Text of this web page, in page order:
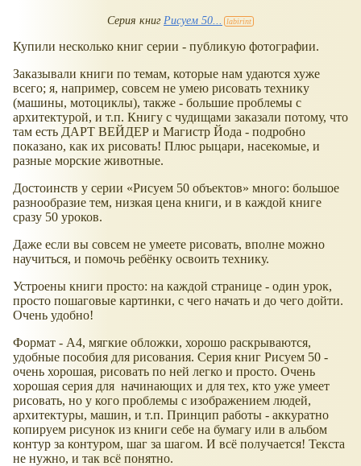
Серия книг Рисуем 50...
Купили несколько книг серии - публикую фотографии.
Заказывали книги по темам, которые нам удаются хуже
всего; я, например, совсем не умею рисовать технику
(машины, мотоциклы), также - большие проблемы с
архитектурой, и т.п. Книгу с чудищами заказали потому, что
там есть ДАРТ ВЕЙДЕР и Магистр Йода - подробно
показано, как их рисовать! Плюс рыцари, насекомые, и
разные морские животные.
Достоинств у серии
Рисуем 50 объектов
много: большое
разнообразие тем, низкая цена книги, и в каждой книге
сразу 50 уроков.
Даже если вы совсем не умеете рисовать, вполне можно
научиться, и помочь ребёнку освоить технику.
Устроены книги просто: на каждой странице - один урок,
просто пошаговые картинки, с чего начать и до чего дойти.
Очень удобно!
Формат - А4, мягкие обложки, хорошо раскрываются,
удобные пособия для рисования. Серия книг Рисуем 50 -
очень хорошая, рисовать по ней легко и просто. Очень
хорошая серия для начинающих и для тех, кто уже умеет
рисовать, но у кого проблемы с изображением людей,
архитектуры, машин, и т.п. Принцип работы - аккуратно
копируем рисунок из книги себе на бумагу или в альбом
контур за контуром, шаг за шагом. И всё получается! Текста
не нужно, и так всё понятно.